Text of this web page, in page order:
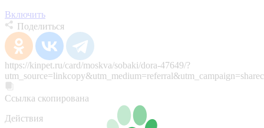
Включить
Поделиться
https://kinpet.ru/card/moskva/sobaki/dora-47649/?
Ссылка скопирована
Действия